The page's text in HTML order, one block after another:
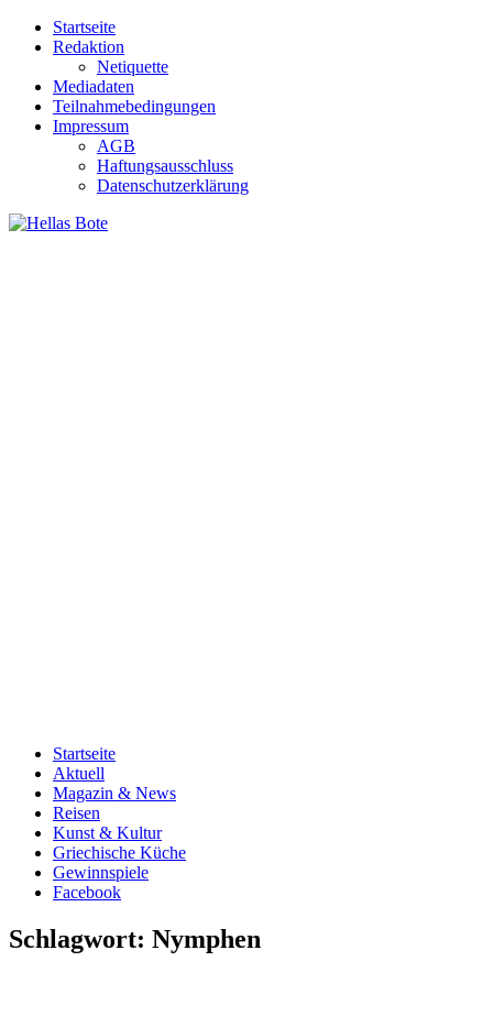
Zum
Inhalt
Startseite
Redaktion
Netiquette
Mediadaten
Teilnahmebedingungen
Impressum
AGB
Haftungsausschluss
Datenschutzerklärung
Startseite
Aktuell
Magazin & News
Reisen
Kunst & Kultur
Griechische Küche
Gewinnspiele
Facebook
Schlagwort: Nymphen